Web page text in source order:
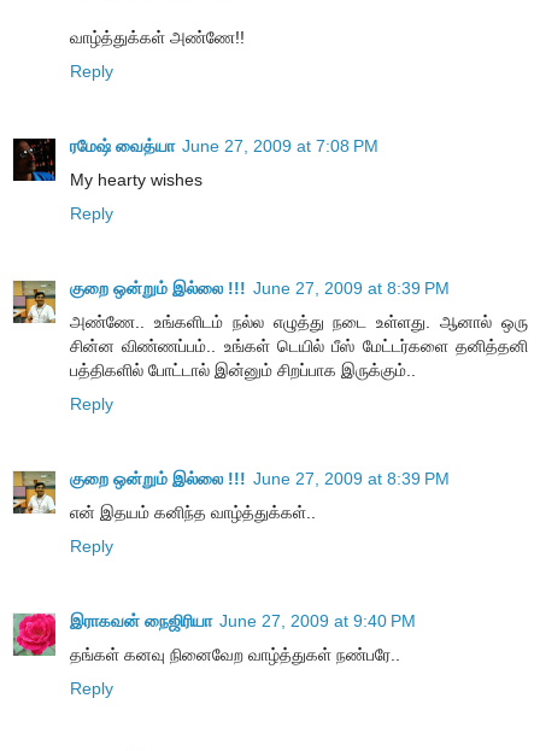
வாழ்த்துக்கள் அண்ணே!!
Reply
ரமேஷ் வைத்யா June 27, 2009 at 7:08 PM
My hearty wishes
Reply
குறை ஒன்றும் இல்லை !!! June 27, 2009 at 8:39 PM
அண்ணே.. உங்களிடம் நல்ல எழுத்து நடை உள்ளது. ஆனால் ஒரு
சின்ன விண்ணப்பம்.. உங்கள் டெயில் பீஸ் மேட்டர்களை தனித்தனி
பத்திகளில் போட்டால் இன்னும் சிறப்பாக இருக்கும்..
Reply
குறை ஒன்றும் இல்லை !!! June 27, 2009 at 8:39 PM
என் இதயம் கனிந்த வாழ்த்துக்கள்..
Reply
இராகவன் நைஜிரியா June 27, 2009 at 9:40 PM
தங்கள் கனவு நினைவேற வாழ்த்துகள் நண்பரே..
Reply